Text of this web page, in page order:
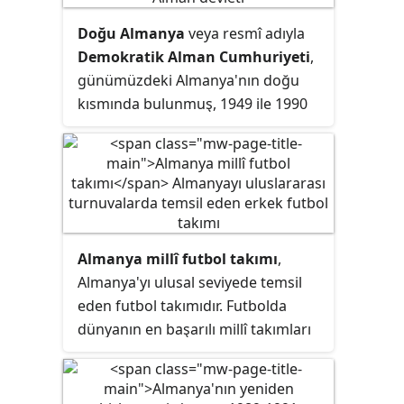
nüfus yoğunluğuna sahip geniş
kara parçası) diye adlandırılır.
Almanya Federal Cumhuriyeti'ni
oluşturan 16 eyalet, yanlarında
başkentleri ile beraber tam
listelenmiştir.
Doğu Almanya veya resmî adıyla
Demokratik Alman Cumhuriyeti,
günümüzdeki Almanya'nın doğu
kısmında bulunmuş, 1949 ile 1990
cumhuriyet. ADC; 1945'te II. Dünya
Savaşı'nın Nazilerin yenilgisiyle son
bulması ve Almanya'nın işgal
bölgelerine ayrılmasının ardından
Partisi'nin Sovyet işgal bölgesindeki
topraklarda sosyalist bir devlet
kurmasıyla ortaya çıkmış ve 1989
sonbaharında gerçekleşen Barışçıl
Devrim ile Batı Almanya'yla yeniden
birleşmesine kadar varlığını
Almanya millî futbol takımı,
Almanya'yı ulusal seviyede temsil
eden futbol takımıdır. Futbolda
dünyanın en başarılı millî takımları
futbol takımı, Dünya Kupası'nı 4 kez
kazanma başarısını göstermiştir.